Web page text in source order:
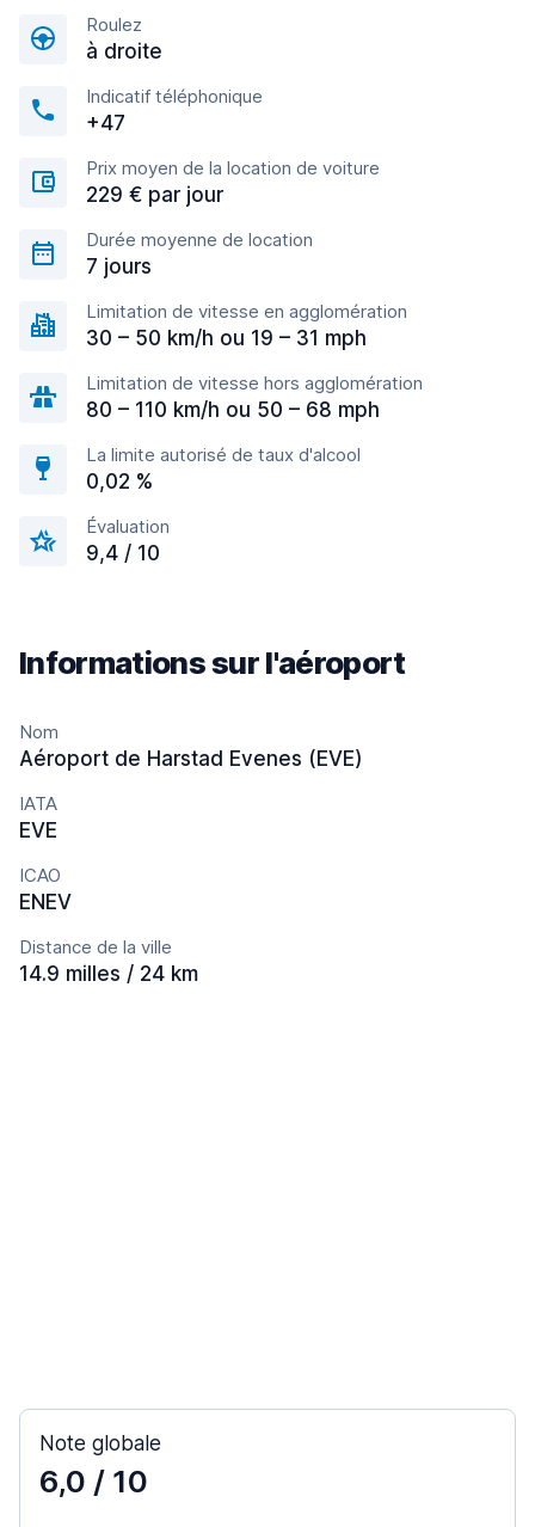
Roulez
à droite
Indicatif téléphonique
+47
Prix moyen de la location de voiture
229 € par jour
Durée moyenne de location
7 jours
Limitation de vitesse en agglomération
30 – 50 km/h ou 19 – 31 mph
Limitation de vitesse hors agglomération
80 – 110 km/h ou 50 – 68 mph
La limite autorisé de taux d'alcool
0,02 %
Évaluation
9,4 / 10
Informations sur l'aéroport
Nom
Aéroport de Harstad Evenes (EVE)
IATA
EVE
ICAO
ENEV
Distance de la ville
14.9 milles / 24 km
Note globale
6,0 / 10